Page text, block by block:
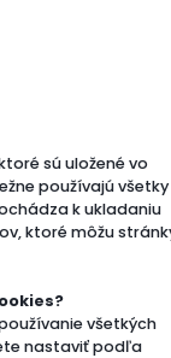
sú uložené vo
používajú všetky
k ukladaniu
ktoré môžu
všetkých
nastaviť podľa